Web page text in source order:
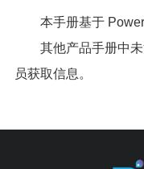
本手册基于
其他产品手册中
员获取信息。